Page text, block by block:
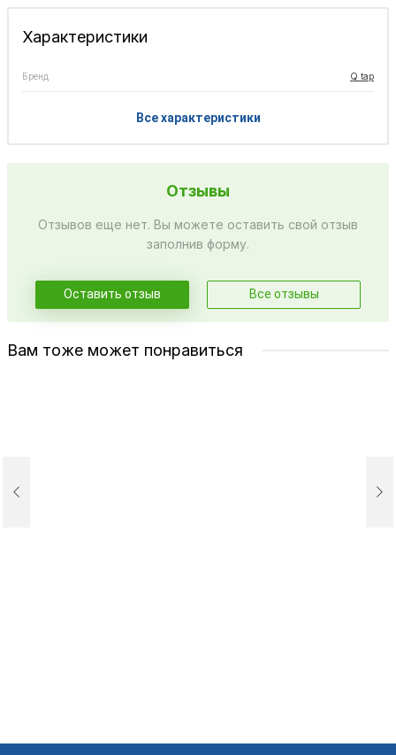
Характеристики
Бренд Q tap
Все характеристики
Отзывы
Отзывов еще нет. Вы можете оставить свой отзыв
заполнив форму.
Оставить отзыв Все отзывы
Вам тоже может понравиться